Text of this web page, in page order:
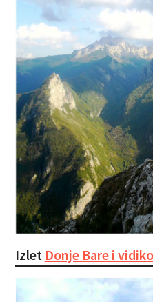
Izlet Donje Bare i